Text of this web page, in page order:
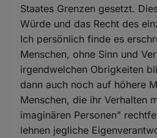
Staates Grenzen gesetzt.
Würde und das Recht des
Ich persönlich finde es
Menschen, ohne Sinn und
irgendwelchen Obrigkeiten
dann auch noch auf höhere
Menschen, die ihr Verhalten
imaginären Personen"
lehnen jegliche